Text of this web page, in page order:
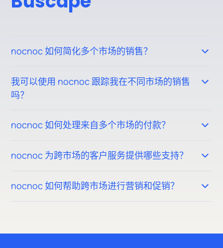
nocnoc 如何简化多个市场的销售？
的产品上传后，它们会自动发布到多个商城，从而节省您
的时间。您可以与Shopify、Goflow、SellerCloud、API
的时间内开始通过多个渠道进行销售。
我可以使用 nocnoc 跟踪我在不同市场的销售
吗？
实时监控所有市场的销售、库存和绩效。一站式概览您的
nocnoc 如何处理来自多个市场的付款？
个地方管理和接收以美元为单位的销售收入。这简化了您
获得报酬。
nocnoc 为跨市场的客户服务提供哪些支持？
管理所有查询、投诉和退货。我们通过在所有平台上提供
nocnoc 如何帮助跨市场进行营销和促销？
提供折扣还是优化列表，我们都确保您的产品可见度并推